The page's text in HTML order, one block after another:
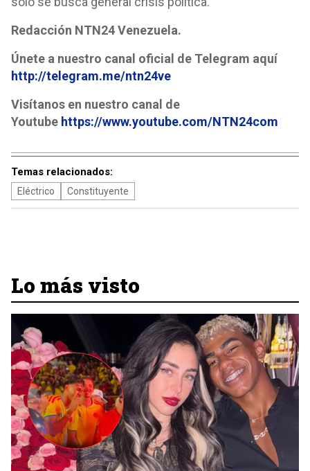
Redacción NTN24 Venezuela.
Únete a nuestro canal oficial de Telegram aquí
http://telegram.me/ntn24ve
Visítanos en nuestro canal de
Youtube https://www.youtube.com/NTN24com
Temas relacionados:
Eléctrico Constituyente
Lo más visto